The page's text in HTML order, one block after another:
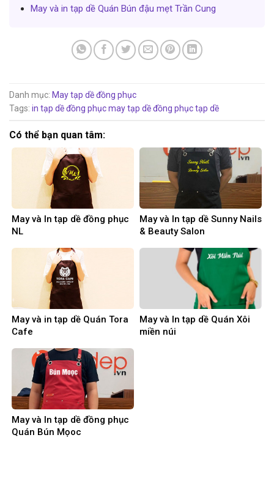
May và in tạp dề Quán Bún đậu mẹt Trần Cung
Danh mục: May tạp dề đồng phục
Tags: in tạp dề đồng phụcmay tạp dề đồng phụctạp dề
Có thể bạn quan tâm:
May và In tạp dề đồng phục
NL
May và In tạp dề Sunny Nails
& Beauty Salon
May và in tạp dề Quán Tora
Cafe
May và In tạp dề Quán Xôi
miền núi
May và In tạp dề đồng phục
Quán Bún Mọoc